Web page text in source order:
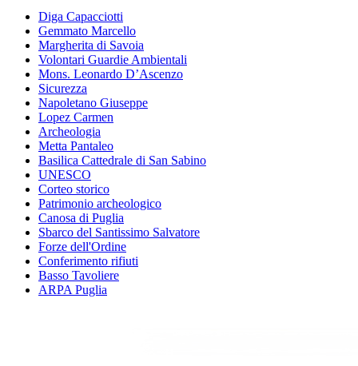
Diga Capacciotti
Gemmato Marcello
Margherita di Savoia
Volontari Guardie Ambientali
Mons. Leonardo D’Ascenzo
Sicurezza
Napoletano Giuseppe
Lopez Carmen
Archeologia
Metta Pantaleo
Basilica Cattedrale di San Sabino
UNESCO
Corteo storico
Patrimonio archeologico
Canosa di Puglia
Sbarco del Santissimo Salvatore
Forze dell'Ordine
Conferimento rifiuti
Basso Tavoliere
ARPA Puglia